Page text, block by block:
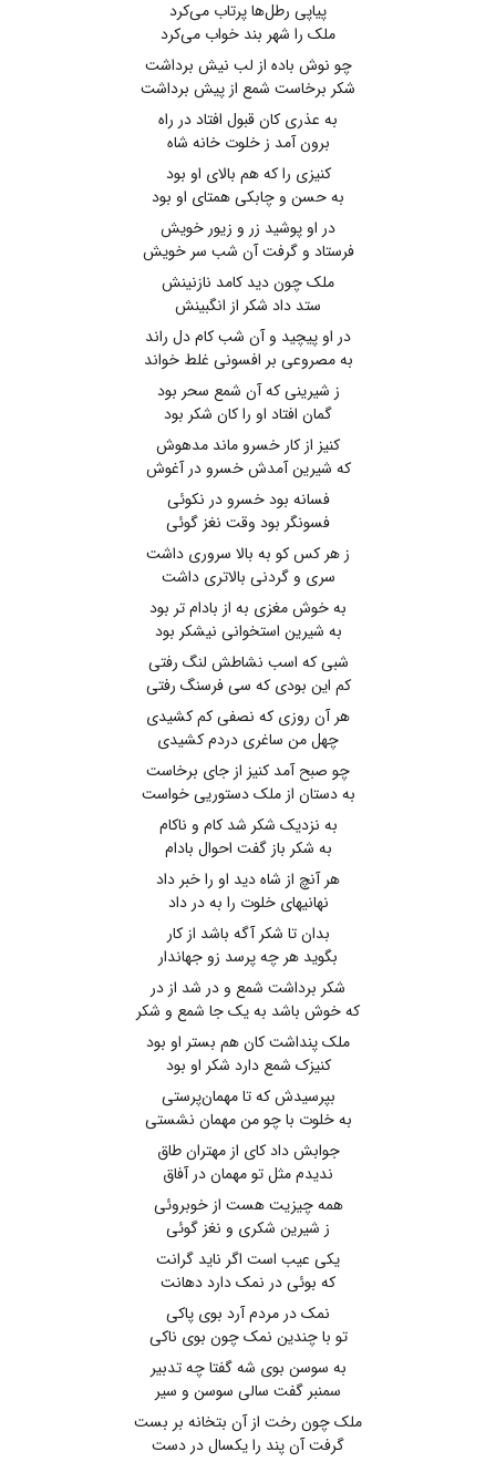
پیاپی رطل‌ها پرتاب می‌کرد
ملک را شهر بند خواب می‌کرد
چو نوش باده از لب نیش برداشت
شکر برخاست شمع از پیش برداشت
به عذری کان قبول افتاد در راه
برون آمد ز خلوت خانه شاه
کنیزی را که هم بالای او بود
به حسن و چابکی همتای او بود
در او پوشید زر و زیور خویش
فرستاد و گرفت آن شب سر خویش
ملک چون دید کامد نازنینش
ستد داد شکر از انگبینش
در او پیچید و آن شب کام دل راند
به مصروعی بر افسونی غلط خواند
ز شیرینی که آن شمع سحر بود
گمان افتاد او را کان شکر بود
کنیز از کار خسرو ماند مدهوش
که شیرین آمدش خسرو در آغوش
فسانه بود خسرو در نکوئی
فسونگر بود وقت نغز گوئی
ز هر کس کو به بالا سروری داشت
سری و گردنی بالاتری داشت
به خوش مغزی به از بادام تر بود
به شیرین استخوانی نیشکر بود
شبی که اسب نشاطش لنگ رفتی
کم این بودی که سی فرسنگ رفتی
هر آن روزی که نصفی کم کشیدی
چهل من ساغری دردم کشیدی
چو صبح آمد کنیز از جای برخاست
به دستان از ملک دستوریی خواست
به نزدیک شکر شد کام و ناکام
به شکر باز گفت احوال بادام
هر آنچ از شاه دید او را خبر داد
نهانیهای خلوت را به در داد
بدان تا شکر آگه باشد از کار
بگوید هر چه پرسد زو جهاندار
شکر برداشت شمع و در شد از در
که خوش باشد به یک جا شمع و شکر
ملک پنداشت کان هم بستر او بود
کنیزک شمع دارد شکر او بود
بپرسیدش که تا مهمان‌پرستی
به خلوت با چو من مهمان نشستی
جوابش داد کای از مهتران طاق
ندیدم مثل تو مهمان در آفاق
همه چیزیت هست از خوبروئی
ز شیرین شکری و نغز گوئی
یکی عیب است اگر ناید گرانت
که بوئی در نمک دارد دهانت
نمک در مردم آرد بوی پاکی
تو با چندین نمک چون بوی ناکی
به سوسن بوی شه گفتا چه تدبیر
سمنبر گفت سالی سوسن و سیر
ملک چون رخت از آن بتخانه بر بست
گرفت آن پند را یکسال در دست